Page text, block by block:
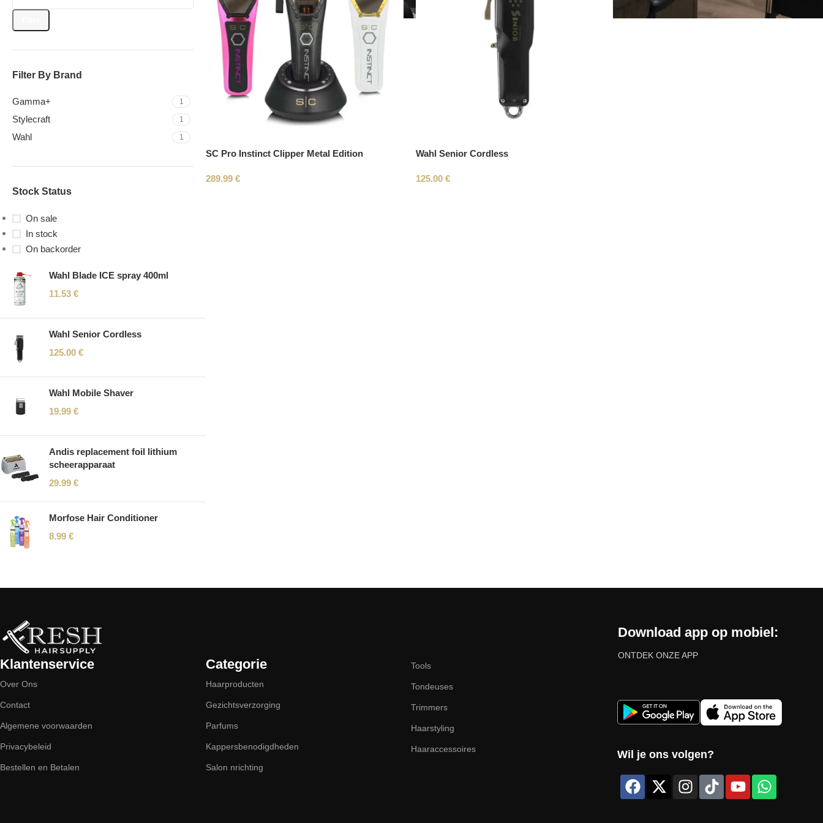
Filter By Brand
Gamma+ 1
Stylecraft 1
Wahl 1
Stock Status
On sale
In stock
On backorder
Wahl Blade ICE spray 400ml
11.53 €
Wahl Senior Cordless
125.00 €
Wahl Mobile Shaver
19.99 €
Andis replacement foil lithium
scheerapparaat
29.99 €
Morfose Hair Conditioner
8.99 €
SC Pro Instinct Clipper Metal Edition
289.99 €
Wahl Senior Cordless
125.00 €
Klantenservice
Over Ons
Contact
Algemene voorwaarden
Privacybeleid
Bestellen en Betalen
Categorie
Haarproducten
Gezichtsverzorging
Parfums
Kappersbenodigdheden
Salon nrichting
Tools
Tondeuses
Trimmers
Haarstyling
Haaraccessoires
Download app op mobiel:
ONTDEK ONZE APP
Wil je ons volgen?